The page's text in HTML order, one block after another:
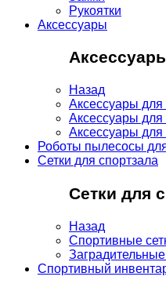
Рукоятки
Аксессуары
Назад
Аксессуары
Аксессуары
Аксессуары
Роботы пылесосы
Сетки для спортзала
Сетки для
Назад
Спортивные
Заградительные
Спортивный